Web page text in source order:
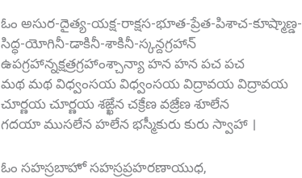
ఓం అసుర-దైత్య-యక్ష-రాక్షస-భూత-ప్రేత-పిశాచ-కూష్మాణ్డ-
సిద్ధ-యోగినీ-డాకినీ-శాకినీ-స్కన్దగ్రహాన్
ఉపగ్రహాన్నక్షత్రగ్రహాంశ్చాన్యా హన హన పచ పచ
మథ మథ విధ్వంసయ విధ్వంసయ విద్రావయ విద్రావయ
చూర్ణయ చూర్ణయ శఙ్ఖేన చక్రేణ వజ్రేణ శూలేన
గదయా ముసలేన హలేన భస్మీకురు కురు స్వాహా ।
ఓం సహస్రబాహో సహస్రప్రహరణాయుధ,